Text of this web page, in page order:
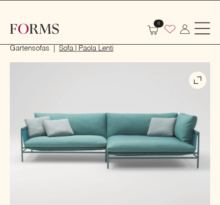
0
Gartensofas
Sofa | Paola Lenti